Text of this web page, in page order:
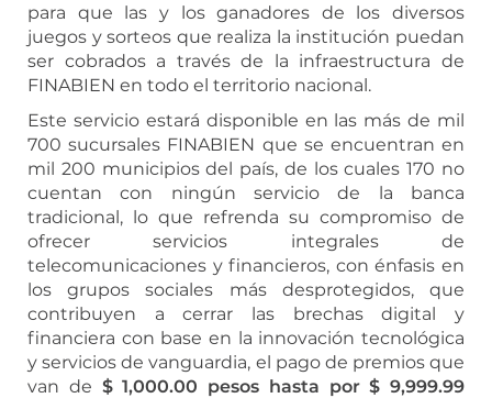
para que las y los ganadores de los diversos
juegos y sorteos que realiza la institución puedan
ser cobrados a través de la infraestructura de
FINABIEN en todo el territorio nacional.
Este servicio estará disponible en las más de mil
700 sucursales FINABIEN que se encuentran en
mil 200 municipios del país, de los cuales 170 no
cuentan con ningún servicio de la banca
tradicional, lo que refrenda su compromiso de
ofrecer servicios integrales de
telecomunicaciones y financieros, con énfasis en
los grupos sociales más desprotegidos, que
contribuyen a cerrar las brechas digital y
financiera con base en la innovación tecnológica
y servicios de vanguardia, el pago de premios que
van de $ 1,000.00 pesos hasta por $ 9,999.99